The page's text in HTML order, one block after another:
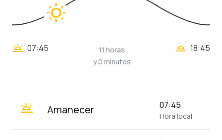
wb_sunny
wb_twilight 07:45
11 horas
y 0 minutos
wb_twilight_2 18:45
wb_twilight Amanecer 07:45
Hora local